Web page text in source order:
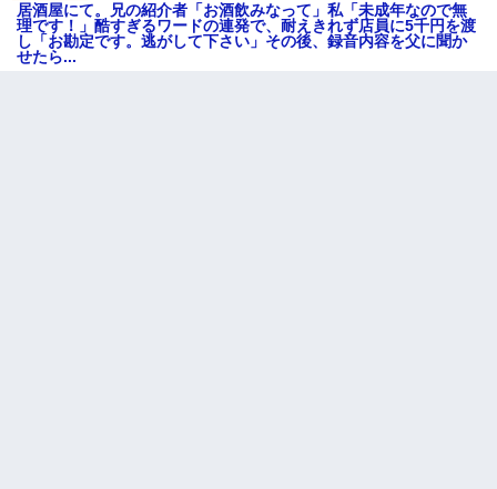
居酒屋にて。兄の紹介者「お酒飲みなって」私「未成年なので無
理です！」酷すぎるワードの連発で、耐えきれず店員に5千円を渡
し「お勘定です。逃がして下さい」その後、録音内容を父に聞か
せたら...